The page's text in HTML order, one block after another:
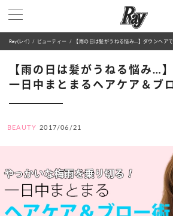
Ray(レイ) ビューティー 【雨の日は髪がうねる悩み…】ダウンヘア
【雨の日は髪がうねる悩み…
一日中まとまるヘアケア＆ブ
BEAUTY 2017/06/21